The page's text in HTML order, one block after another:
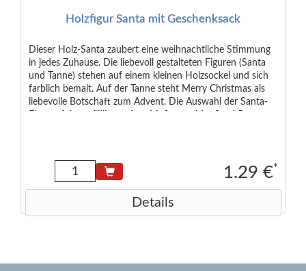
Holzfigur Santa mit Geschenksack
Dieser Holz-Santa zaubert eine weihnachtliche Stimmung
in jedes Zuhause. Die liebevoll gestalteten Figuren (Santa
und Tanne) stehen auf einem kleinen Holzsockel und sich
farblich bemalt. Auf der Tanne steht Merry Christmas als
liebevolle Botschaft zum Advent. Die Auswahl der Santa-
1.29 €*
Details